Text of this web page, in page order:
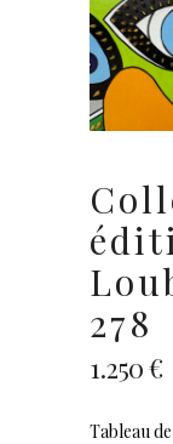
278
1.250€
Tableau